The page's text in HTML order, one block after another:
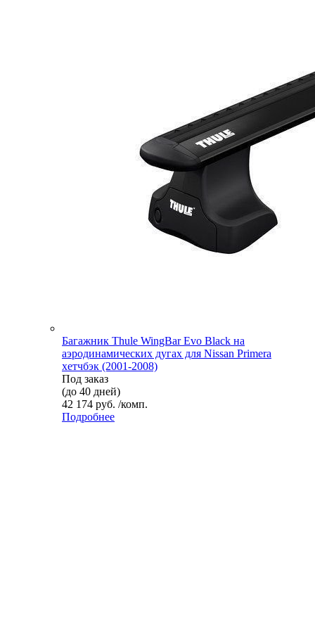
Багажник Thule WingBar Evo Black на
аэродинамических дугах для Nissan Primera
хетчбэк (2001-2008)
Под заказ
(до 40 дней)
42 174 руб. /комп.
Подробнее